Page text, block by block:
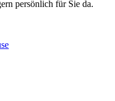
persönlich für Sie da.